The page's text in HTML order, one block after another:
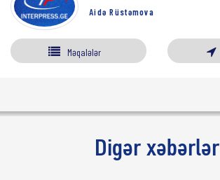
Aidə Rüstəmova
Məqalələr
Digər xəbərlər